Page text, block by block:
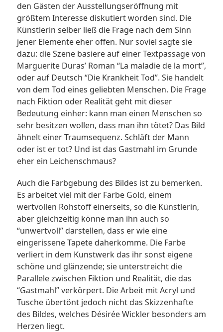
den Gästen der Ausstellungseröffnung mit
größtem Interesse diskutiert worden sind. Die
Künstlerin selber ließ die Frage nach dem Sinn
jener Elemente eher offen. Nur soviel sagte sie
dazu: die Szene basiere auf einer Textpassage von
Marguerite Duras’ Roman “La maladie de la mort”,
oder auf Deutsch “Die Krankheit Tod”. Sie handelt
von dem Tod eines geliebten Menschen. Die Frage
nach Fiktion oder Realität geht mit dieser
Bedeutung einher: kann man einen Menschen so
sehr besitzen wollen, dass man ihn tötet? Das Bild
ähnelt einer Traumsequenz. Schläft der Mann
oder ist er tot? Und ist das Gastmahl im Grunde
eher ein Leichenschmaus?
Auch die Farbgebung des Bildes ist zu bemerken.
Es arbeitet viel mit der Farbe Gold, einem
wertvollen Rohstoff einerseits, so die Künstlerin,
aber gleichzeitig könne man ihn auch so
“unwertvoll” darstellen, dass er wie eine
eingerissene Tapete daherkomme. Die Farbe
verliert in dem Kunstwerk das ihr sonst eigene
schöne und glänzende; sie unterstreicht die
Parallele zwischen Fiktion und Realität, die das
“Gastmahl” verkörpert. Die Arbeit mit Acryl und
Tusche übertönt jedoch nicht das Skizzenhafte
des Bildes, welches Désirée Wickler besonders am
Herzen liegt.